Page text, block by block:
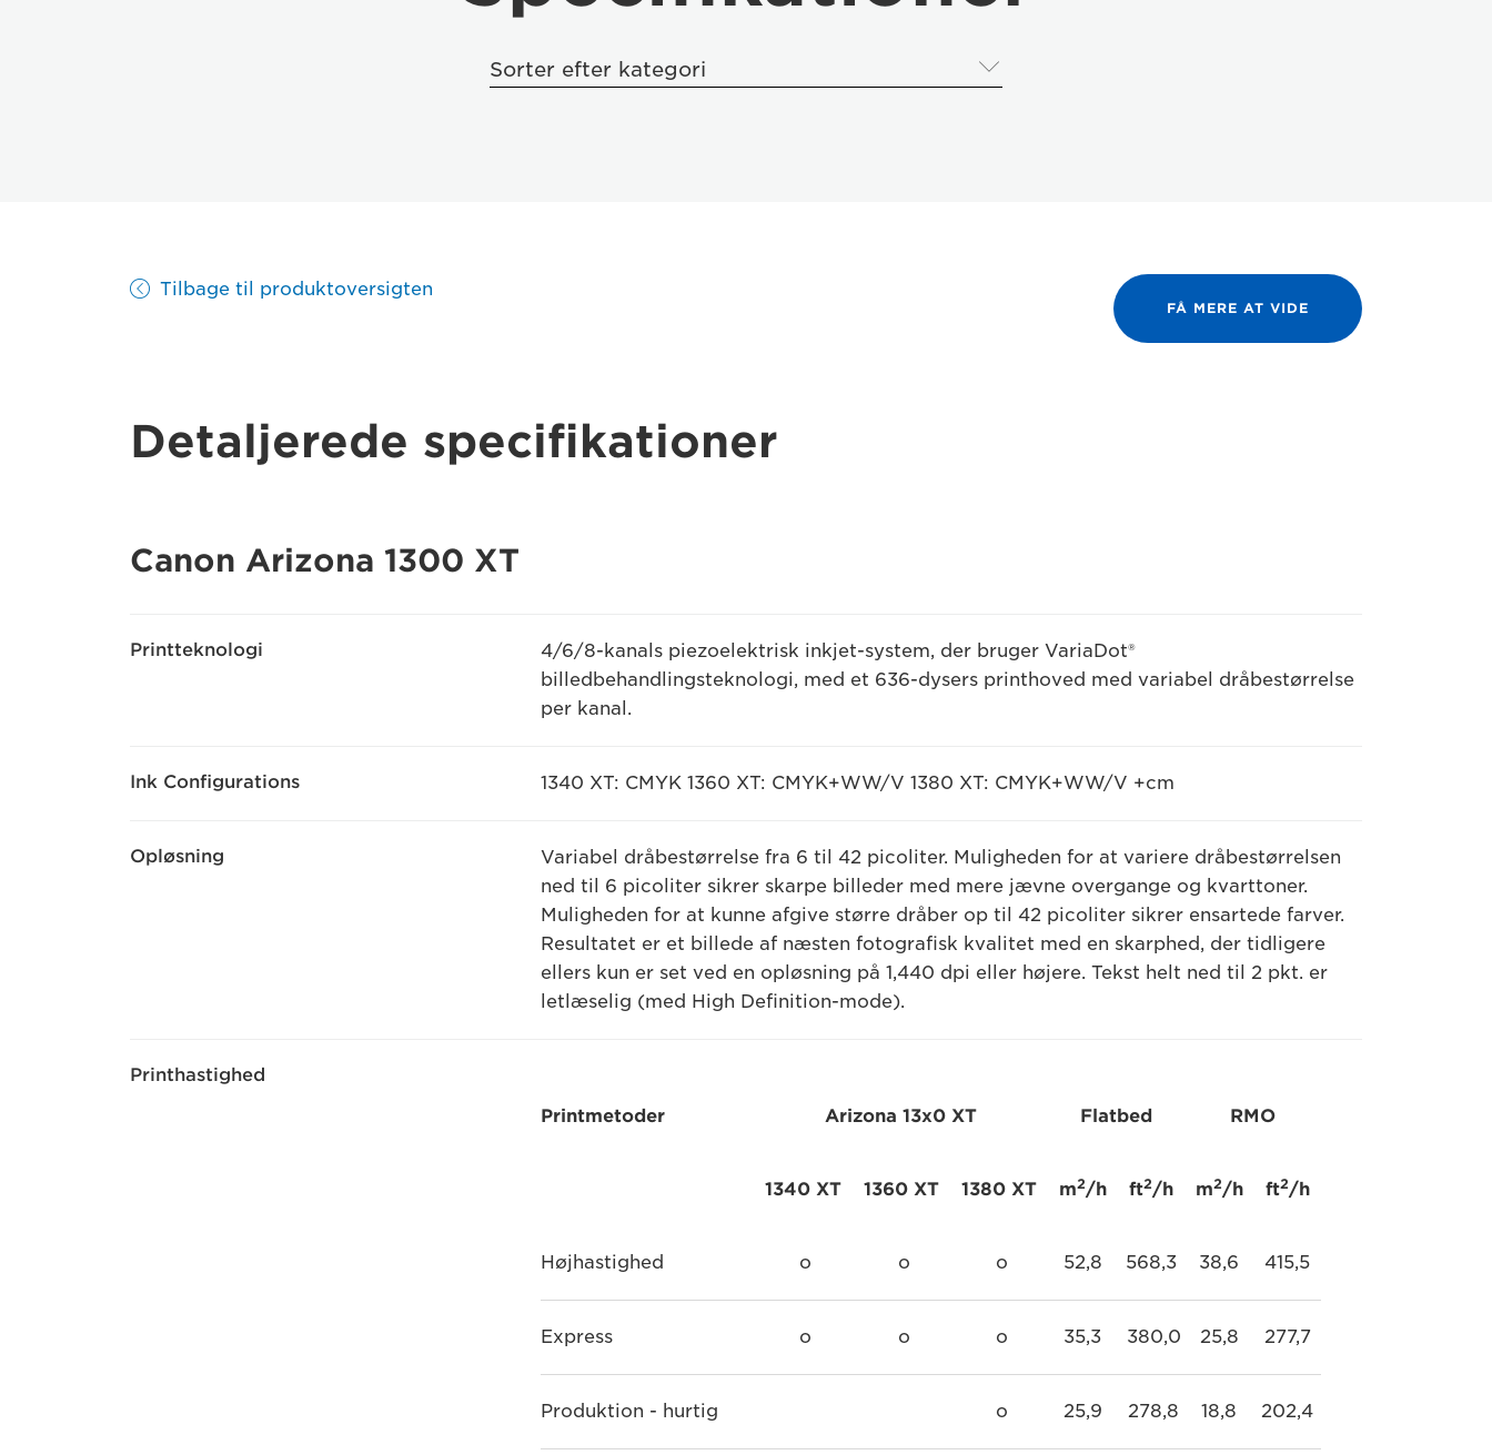
Sorter efter kategori
Tilbage til produktoversigten
FÅ MERE AT VIDE
Detaljerede specifikationer
Canon Arizona 1300 XT
Printteknologi
4/6/8-kanals piezoelektrisk inkjet-system, der bruger VariaDot®
billedbehandlingsteknologi, med et 636-dysers printhoved med variabel dråbestørrelse
per kanal.
Ink Configurations 1340 XT: CMYK 1360 XT: CMYK+WW/V 1380 XT: CMYK+WW/V +cm
Opløsning
Variabel dråbestørrelse fra 6 til 42 picoliter. Muligheden for at variere dråbestørrelsen
ned til 6 picoliter sikrer skarpe billeder med mere jævne overgange og kvarttoner.
Muligheden for at kunne afgive større dråber op til 42 picoliter sikrer ensartede farver.
Resultatet er et billede af næsten fotografisk kvalitet med en skarphed, der tidligere
ellers kun er set ved en opløsning på 1,440 dpi eller højere. Tekst helt ned til 2 pkt. er
letlæselig (med High Definition-mode).
Printhastighed
Printmetoder
Arizona 13x0 XT Flatbed RMO
1340 XT 1360 XT 1380 XT m2/h ft2/h m2/h ft2/h
Højhastighed o o o 52,8 568,3 38,6 415,5
Express o o o 35,3 380,0 25,8 277,7
Produktion - hurtig o 25,9 278,8 18,8 202,4